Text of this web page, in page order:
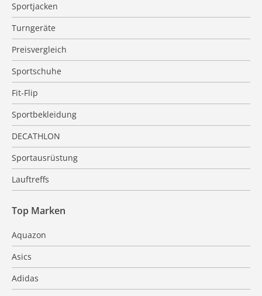
Sportjacken
Turngeräte
Preisvergleich
Sportschuhe
Fit-Flip
Sportbekleidung
DECATHLON
Sportausrüstung
Lauftreffs
Top Marken
Aquazon
Asics
Adidas